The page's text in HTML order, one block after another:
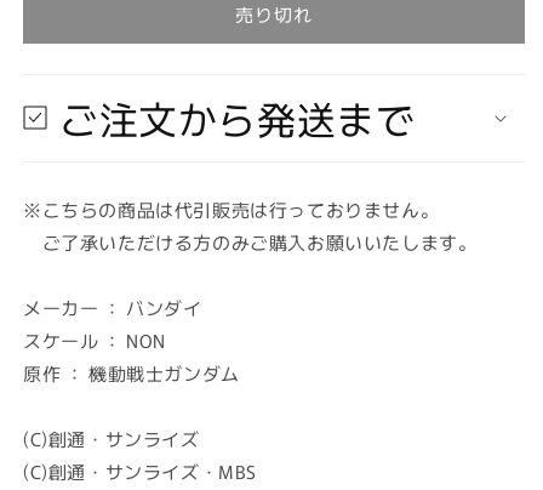
り
納
バ
ン
イ
ジ
ム
プ
く
ん
り
納
バ
ン
イ
ム
プ
く
ん
売り切れ
ご注文から発送まで
※こちらの商品は代引販売は行っておりません。
ご了承いただける方のみご購入お願いいたします。
メーカー ： バンダイ
スケール ： NON
原作 ： 機動戦士ガンダム
(C)創通・サンライズ
(C)創通・サンライズ・MBS